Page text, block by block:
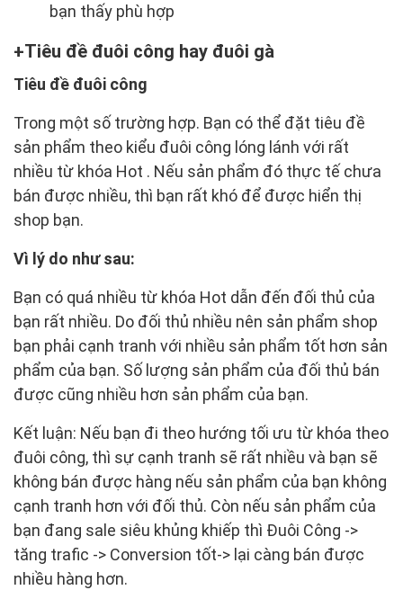
bạn thấy phù hợp
Tiêu đề đuôi công hay đuôi gà
Tiêu đề đuôi công
Trong một số trường hợp. Bạn có thể đặt tiêu đề
sản phẩm theo kiểu đuôi công lóng lánh với rất
nhiều từ khóa Hot . Nếu sản phẩm đó thực tế chưa
bán được nhiều, thì bạn rất khó để được hiển thị
shop bạn.
Vì lý do như sau:
Bạn có quá nhiều từ khóa Hot dẫn đến đối thủ của
bạn rất nhiều. Do đối thủ nhiều nên sản phẩm shop
bạn phải cạnh tranh với nhiều sản phẩm tốt hơn sản
phẩm của bạn. Số lượng sản phẩm của đối thủ bán
được cũng nhiều hơn sản phẩm của bạn.
Kết luận: Nếu bạn đi theo hướng tối ưu từ khóa theo
đuôi công, thì sự cạnh tranh sẽ rất nhiều và bạn sẽ
không bán được hàng nếu sản phẩm của bạn không
cạnh tranh hơn với đối thủ. Còn nếu sản phẩm của
bạn đang sale siêu khủng khiếp thì Đuôi Công ->
tăng trafic -> Conversion tốt-> lại càng bán được
nhiều hàng hơn.